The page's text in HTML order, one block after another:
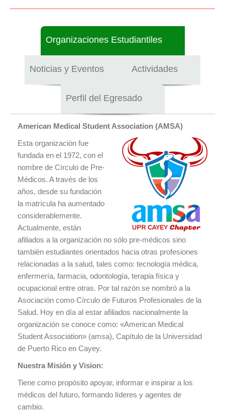
Organizaciones Estudiantiles
Noticias y Eventos Actividades
Perfil del Egresado
American Medical Student Association (AMSA)
Esta organización fue
fundada en el 1972, con el
nombre de Círculo de Pre-
Médicos. A través de los
años, desde su fundación
la matrícula ha aumentado
considerablemente.
Actualmente, están
afiliados a la organización no sólo pre-médicos sino
también estudiantes orientados hacia otras profesiones
relacionadas a la salud, tales como: tecnología médica,
enfermería, farmacia, odontología, terapia física y
ocupacional entre otras. Por tal razón se nombró a la
Asociación como Círculo de Futuros Profesionales de la
Salud. Hoy en día al estar afiliados nacionalmente la
organización se conoce como: «American Medical
Student Association» (amsa), Capítulo de la Universidad
de Puerto Rico en Cayey.
Nuestra Misión y Vision:
Tiene como propósito apoyar, informar e inspirar a los
médicos del futuro, formando líderes y agentes de
cambio.